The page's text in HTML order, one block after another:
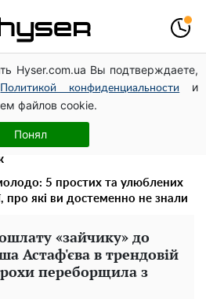
Hyser.com.ua Вы подтверждаете,
Политикой конфиденциальности
и
файлов cookie.
Понял
Конотопський вивів
через фіктивну фірму в
дивовижна кар'єра від актора
номінанта у керівники
5 простих та улюблених
про які ви достеменно не знали
«зайчику» до
Астаф'єва в трендовій
переборщила з